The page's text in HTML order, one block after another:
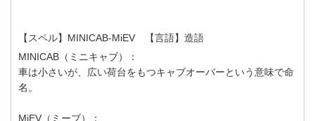
【スペル】MINICAB-MiEV 【言語】造語
MINICAB（ミニキャブ）：
車は小さいが、広い荷台をもつキャブオーバーという意味で命
名。
MiEV（ミーブ）：